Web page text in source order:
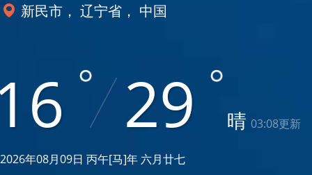
新民市， 辽宁省， 中国
29 晴 03:08更新
2026年08月09日 丙午[马]年 六月廿七